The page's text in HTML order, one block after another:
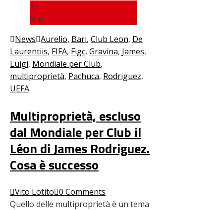
22
Mar
News Aurelio, Bari, Club Leon, De
Laurentiis, FIFA, Figc, Gravina, James,
Luigi, Mondiale per Club,
multiproprietà, Pachuca, Rodriguez,
UEFA
Multiproprietà, escluso
dal Mondiale per Club il
Léon di James Rodriguez.
Cosa è successo
Vito Lotito 0 Comments
Quello delle multiproprietà è un tema